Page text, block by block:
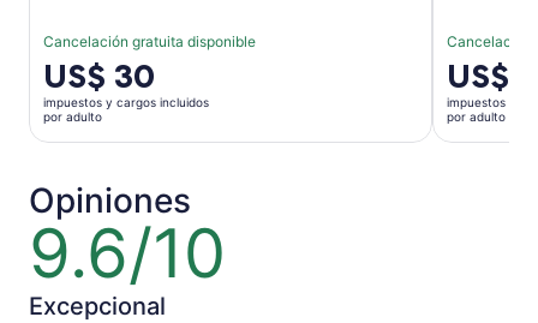
Cancelación gratuita disponible
El
precio
es
de
por
adulto
US$ 30
impuestos y cargos incluidos
por adulto
Cancelación
El
precio
es
de
US$
impuestos y
por adulto
Opiniones
9.6/10
9.6
de
10
Excepcional